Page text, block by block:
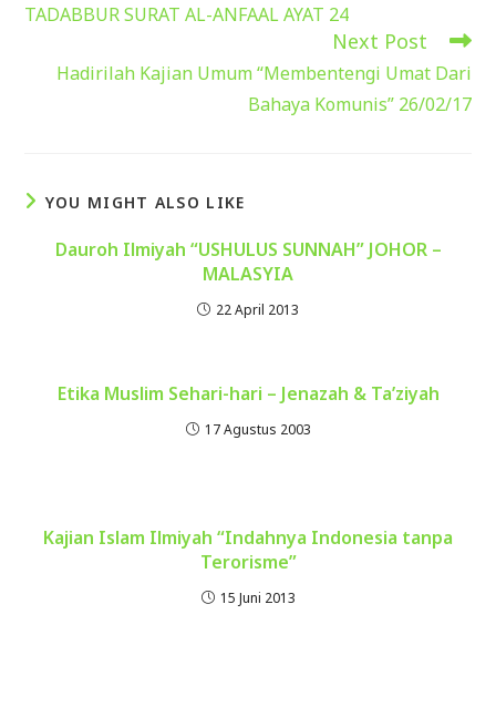
articles
TADABBUR SURAT AL-ANFAAL AYAT 24
Next Post
Hadirilah Kajian Umum “Membentengi Umat Dari
Bahaya Komunis” 26/02/17
YOU MIGHT ALSO LIKE
Dauroh Ilmiyah “USHULUS SUNNAH” JOHOR –
MALASYIA
22 April 2013
Etika Muslim Sehari-hari – Jenazah & Ta’ziyah
17 Agustus 2003
Kajian Islam Ilmiyah “Indahnya Indonesia tanpa
Terorisme”
15 Juni 2013